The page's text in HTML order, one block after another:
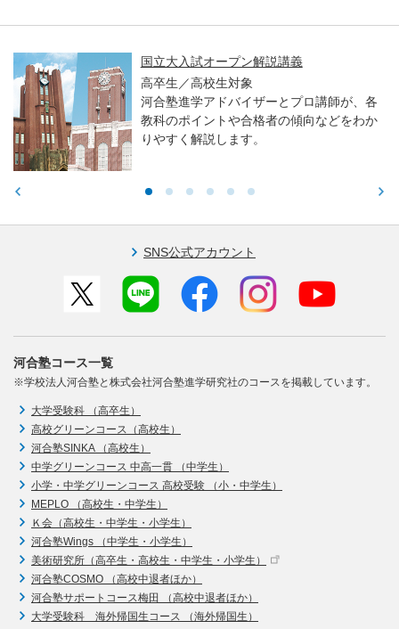
国立大入試オープン解説講義
高卒生／高校生対象
河合塾進学アドバイザーとプロ講師が、各
教科のポイントや合格者の傾向などをわか
りやすく解説します。
SNS公式アカウント
河合塾コース一覧
※学校法人河合塾と株式会社河合塾進学研究社のコースを掲載しています。
大学受験科 （高卒生）
高校グリーンコース（高校生）
河合塾SINKA （高校生）
中学グリーンコース 中高一貫 （中学生）
小学・中学グリーンコース 高校受験 （小・中学生）
MEPLO （高校生・中学生）
Ｋ会（高校生・中学生・小学生）
河合塾Wings （中学生・小学生）
美術研究所（高卒生・高校生・中学生・小学生）
河合塾COSMO （高校中退者ほか）
河合塾サポートコース梅田 （高校中退者ほか）
大学受験科 海外帰国生コース （海外帰国生）